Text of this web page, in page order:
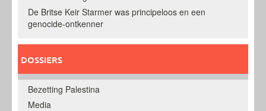
De Britse Keir Starmer was principeloos en een
genocide-ontkenner
DOSSIERS
Bezetting Palestina
Media